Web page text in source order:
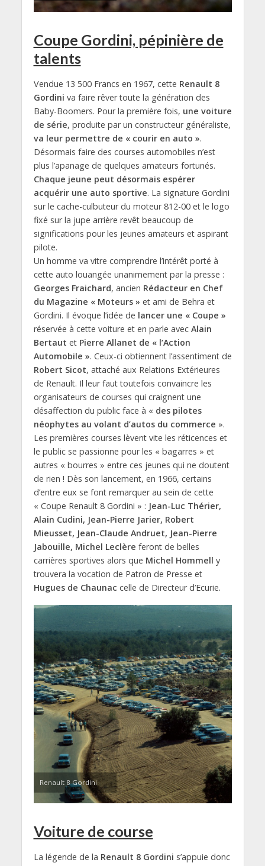
Coupe Gordini, pépinière de
talents
Vendue 13 500 Francs en 1967, cette Renault 8
Gordini va faire rêver toute la génération des
Baby-Boomers. Pour la première fois, une voiture
de série, produite par un constructeur généraliste,
va leur permettre de « courir en auto ».
Désormais faire des courses automobiles n’est
plus l’apanage de quelques amateurs fortunés.
Chaque jeune peut désormais espérer
acquérir une auto sportive. La signature Gordini
sur le cache-culbuteur du moteur 812-00 et le logo
fixé sur la jupe arrière revêt beaucoup de
significations pour les jeunes amateurs et aspirant
pilote.
Un homme va vitre comprendre l’intérêt porté à
cette auto louangée unanimement par la presse :
Georges Fraichard, ancien Rédacteur en Chef
du Magazine « Moteurs » et ami de Behra et
Gordini. Il évoque l’idée de lancer une « Coupe »
réservée à cette voiture et en parle avec Alain
Bertaut et Pierre Allanet de « l’Action
Automobile ». Ceux-ci obtiennent l’assentiment de
Robert Sicot, attaché aux Relations Extérieures
de Renault. Il leur faut toutefois convaincre les
organisateurs de courses qui craignent une
désaffection du public face à « des pilotes
néophytes au volant d’autos du commerce ».
Les premières courses lèvent vite les réticences et
le public se passionne pour les « bagarres » et
autres « bourres » entre ces jeunes qui ne doutent
de rien ! Dès son lancement, en 1966, certains
d’entre eux se font remarquer au sein de cette
« Coupe Renault 8 Gordini » : Jean-Luc Thérier,
Alain Cudini, Jean-Pierre Jarier, Robert
Mieusset, Jean-Claude Andruet, Jean-Pierre
Jabouille, Michel Leclère feront de belles
carrières sportives alors que Michel Hommell y
trouvera la vocation de Patron de Presse et
Hugues de Chaunac celle de Directeur d’Ecurie.
Renault 8 Gordini
Voiture de course
La légende de la Renault 8 Gordini s’appuie donc